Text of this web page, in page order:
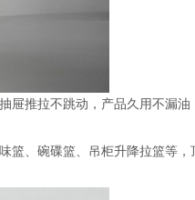
推拉不跳动，产品久用不漏
、碗碟篮、吊柜升降拉篮等